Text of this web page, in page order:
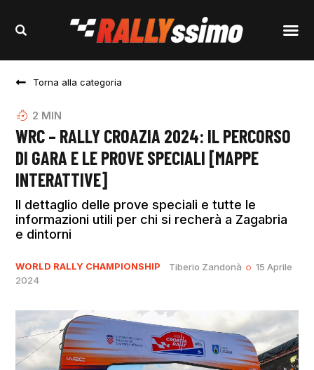
Torna alla categoria
2 MIN
WRC – RALLY CROAZIA 2024: IL PERCORSO
DI GARA E LE PROVE SPECIALI [MAPPE
INTERATTIVE]
Il dettaglio delle prove speciali e tutte le
informazioni utili per chi si recherà a Zagabria
e dintorni
WORLD RALLY CHAMPIONSHIP Tiberio Zandonà
15 Aprile
2024